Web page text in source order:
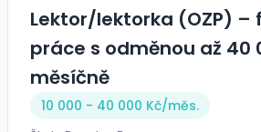
Lektor/lektorka (OZP) –
práce s odměnou až 40
měsíčně
10 000 - 40 000 Kč/měs.